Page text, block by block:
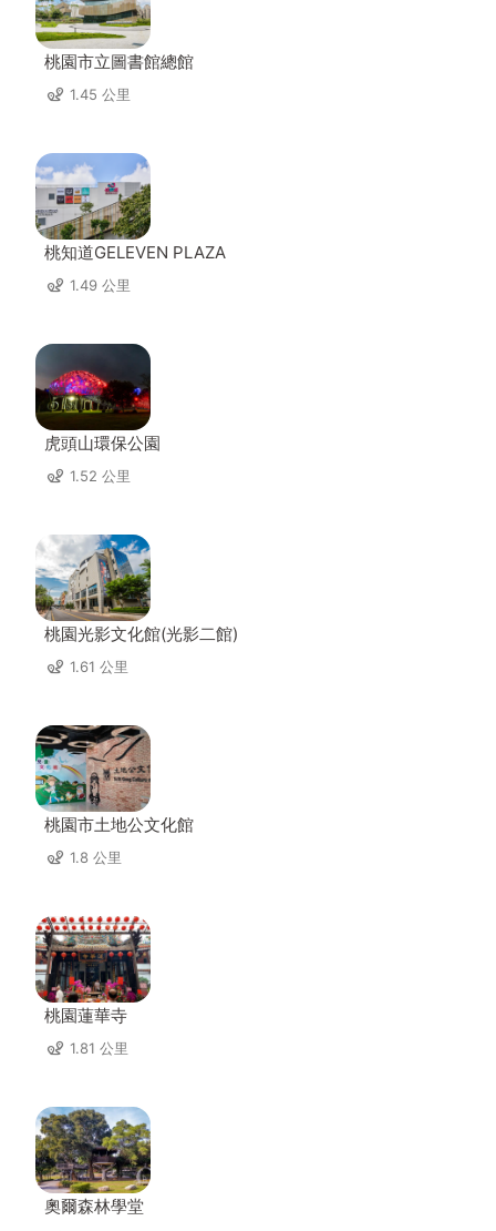
桃園市立圖書館總館
1.45 公里
桃知道GELEVEN PLAZA
1.49 公里
虎頭山環保公園
1.52 公里
桃園光影文化館(光影二館)
1.61 公里
桃園市土地公文化館
1.8 公里
桃園蓮華寺
1.81 公里
奧爾森林學堂